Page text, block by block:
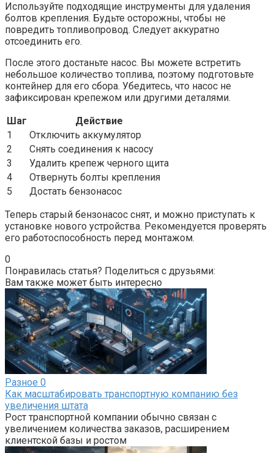
Используйте подходящие инструменты для удаления
болтов крепления. Будьте осторожны, чтобы не
повредить топливопровод. Следует аккуратно
отсоединить его.
После этого достаньте насос. Вы можете встретить
небольшое количество топлива, поэтому подготовьте
контейнер для его сбора. Убедитесь, что насос не
зафиксирован крепежом или другими деталями.
Шаг
Действие
1
Отключить аккумулятор
2
Снять соединения к насосу
3
Удалить крепеж черного щита
4
Отвернуть болты крепления
5
Достать бензонасос
Теперь старый бензонасос снят, и можно приступать к
установке нового устройства. Рекомендуется проверять
его работоспособность перед монтажом.
0
Понравилась статья? Поделиться с друзьями:
Вам также может быть интересно
Разное 0
Как масштабировать транспортную компанию без
увеличения штата
Рост транспортной компании обычно связан с
увеличением количества заказов, расширением
клиентской базы и ростом